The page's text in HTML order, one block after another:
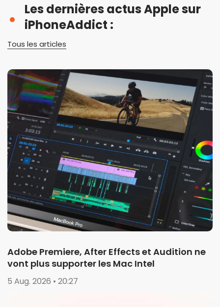
Les dernières actus Apple sur
iPhoneAddict :
Tous les articles
Adobe Premiere, After Effects et Audition ne
vont plus supporter les Mac Intel
5 Aug. 2026 • 20:27